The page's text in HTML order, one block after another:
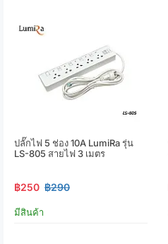
ปลั๊กไฟ 5 ช่อง 10A LumiRa รุ่น
LS-805 สายไฟ 3 เมตร
฿250 ฿290
มีสินค้า